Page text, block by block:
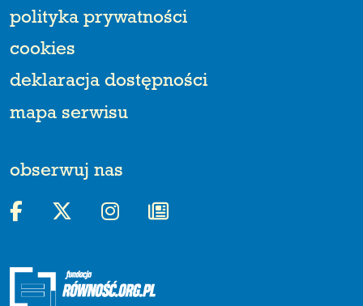
polityka prywatności
cookies
deklaracja dostępności
mapa serwisu
obserwuj nas